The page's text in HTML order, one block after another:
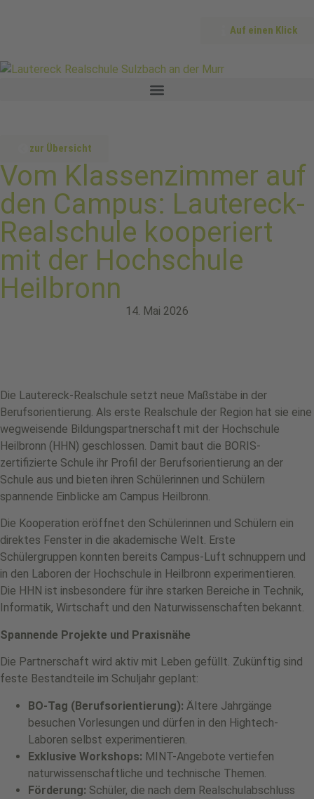
Auf einen Klick
zur Übersicht
Vom Klassenzimmer auf
den Campus: Lautereck-
Realschule kooperiert
mit der Hochschule
Heilbronn
14. Mai 2026
Die Lautereck-Realschule setzt neue Maßstäbe in der
Berufsorientierung. Als erste Realschule der Region hat sie eine
wegweisende Bildungspartnerschaft mit der Hochschule
Heilbronn (HHN) geschlossen. Damit baut die BORIS-
zertifizierte Schule ihr Profil der Berufsorientierung an der
Schule aus und bieten ihren Schülerinnen und Schülern
spannende Einblicke am Campus Heilbronn.
Die Kooperation eröffnet den Schülerinnen und Schülern ein
direktes Fenster in die akademische Welt. Erste
Schülergruppen konnten bereits Campus-Luft schnuppern und
in den Laboren der Hochschule in Heilbronn experimentieren.
Die HHN ist insbesondere für ihre starken Bereiche in Technik,
Informatik, Wirtschaft und den Naturwissenschaften bekannt.
Spannende Projekte und Praxisnähe
Die Partnerschaft wird aktiv mit Leben gefüllt. Zukünftig sind
feste Bestandteile im Schuljahr geplant:
BO-Tag (Berufsorientierung): Ältere Jahrgänge
besuchen Vorlesungen und dürfen in den Hightech-
Laboren selbst experimentieren.
Exklusive Workshops: MINT-Angebote vertiefen
naturwissenschaftliche und technische Themen.
Förderung: Schüler, die nach dem Realschulabschluss